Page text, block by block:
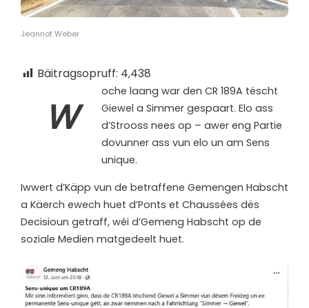
Jeannot Weber
Bäitragsopruff: 4,438
W
oche laang war den CR 189A tëscht
Giewel a Simmer gespaart. Elo ass
d’Strooss nees op – awer eng Partie
dovunner ass vun elo un am Sens
unique.
Iwwert d’Käpp vun de betraffene Gemengen Habscht
a Käerch ewech huet d’Ponts et Chaussées dës
Decisioun getraff, wéi d’Gemeng Habscht op de
soziale Medien matgedeelt huet.